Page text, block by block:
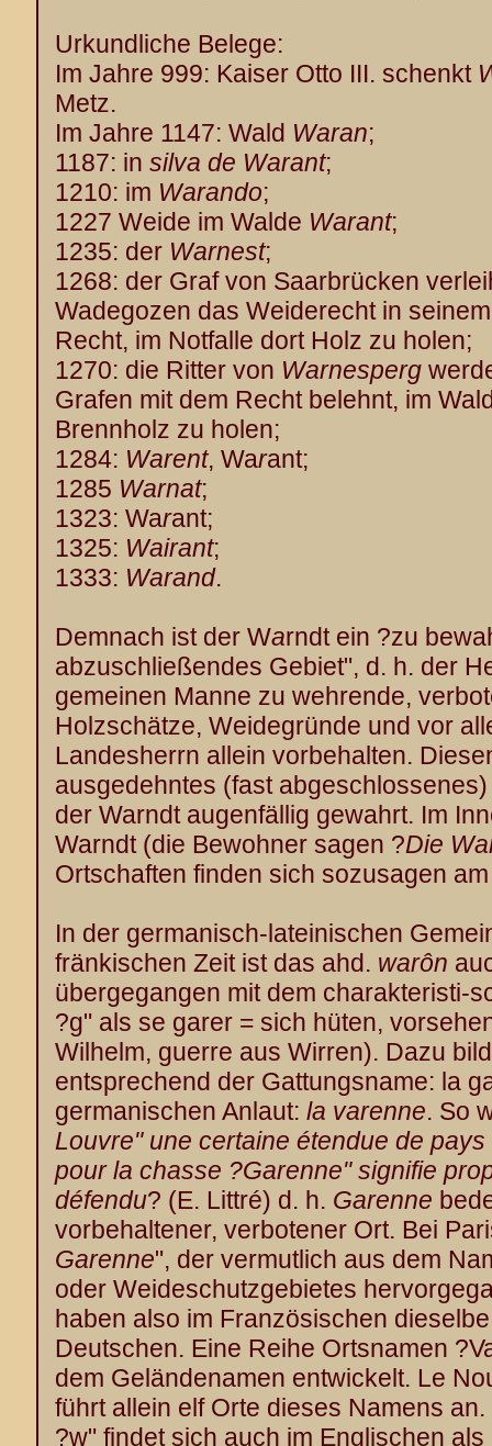
Urkundliche Belege:
Im Jahre 999: Kaiser Otto III. schenkt
Metz.
Im Jahre 1147: Wald Waran;
1187: in silva de Warant;
1210: im Warando;
1227 Weide im Walde Warant;
1235: der Warnest;
1268: der Graf von Saarbrücken
Wadegozen das Weiderecht in
Recht, im Notfalle dort Holz zu holen;
1270: die Ritter von Warnesperg
Grafen mit dem Recht belehnt, im
Brennholz zu holen;
1284: Warent, Warant;
1285 Warnat;
1323: Warant;
1325: Wairant;
1333: Warand.
Demnach ist der Warndt ein ?zu
abzuschließendes Gebiet", d. h. der
gemeinen Manne zu wehrende,
Holzschätze, Weidegründe und vor
Landesherrn allein vorbehalten.
ausgedehntes (fast
der Warndt augenfällig gewahrt. Im
Warndt (die Bewohner sagen ?Die
Ortschaften finden sich sozusagen
In der germanisch-lateinischen
fränkischen Zeit ist das ahd. warôn
übergegangen mit dem charakteristi-
?g" als se garer = sich hüten,
Wilhelm, guerre aus Wirren). Dazu
entsprechend der Gattungsname: la
germanischen Anlaut: la varenne. So
Louvre" une certaine étendue de
pour la chasse ?Garenne" signifie
défendu? (E. Littré) d. h. Garenne
vorbehaltener, verbotener Ort. Bei
Garenne", der vermutlich aus dem
oder Weideschutzgebietes
haben also im Französischen
Deutschen. Eine Reihe Ortsnamen
dem Geländenamen entwickelt. Le
führt allein elf Orte dieses Namens
?w" findet sich auch im Englischen als